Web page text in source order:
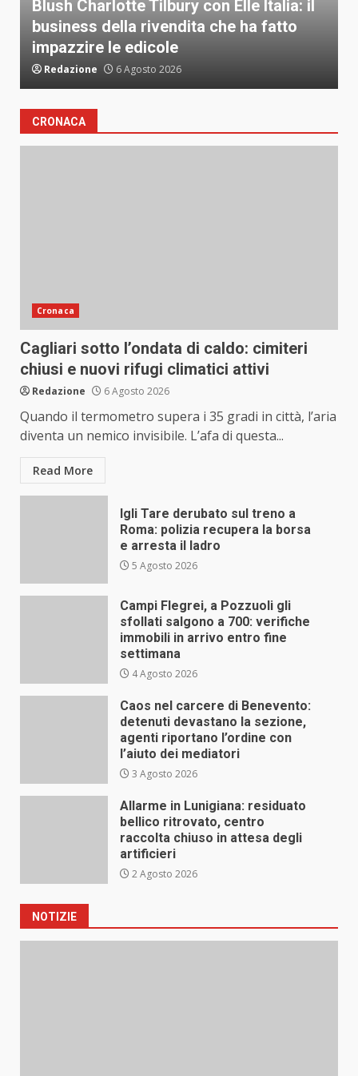
Cagliari sotto l’ondata di caldo: cimiteri
chiusi e nuovi rifugi climatici attivi
Redazione 6 Agosto 2026
CRONACA
Cronaca
Cagliari sotto l’ondata di caldo: cimiteri
chiusi e nuovi rifugi climatici attivi
Redazione 6 Agosto 2026
Quando il termometro supera i 35 gradi in città, l’aria
diventa un nemico invisibile. L’afa di questa...
Read More
Igli Tare derubato sul treno a
Roma: polizia recupera la borsa
e arresta il ladro
5 Agosto 2026
Campi Flegrei, a Pozzuoli gli
sfollati salgono a 700: verifiche
immobili in arrivo entro fine
settimana
4 Agosto 2026
Caos nel carcere di Benevento:
detenuti devastano la sezione,
agenti riportano l’ordine con
l’aiuto dei mediatori
3 Agosto 2026
Allarme in Lunigiana: residuato
bellico ritrovato, centro
raccolta chiuso in attesa degli
artificieri
2 Agosto 2026
NOTIZIE